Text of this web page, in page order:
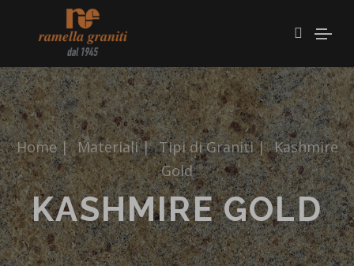
Home | Materiali | Tipi di Graniti | Kashmire
Gold
KASHMIRE GOLD